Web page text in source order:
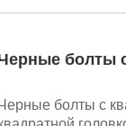
болты
болты с